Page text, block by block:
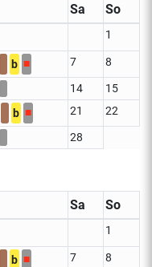
Sa So
1
b ■ 7 8
14
15
b ■ 21 22
28
Sa So
1
b ■ 7 8